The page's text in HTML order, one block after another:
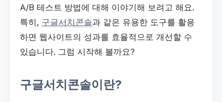
A/B 테스트 방법에 대해 이야기해 보려고 해요.
특히, 구글서치콘솔과 같은 유용한 도구를 활용
하면 웹사이트의 성과를 효율적으로 개선할 수
있습니다. 그럼 시작해 볼까요?
구글서치콘솔이란?